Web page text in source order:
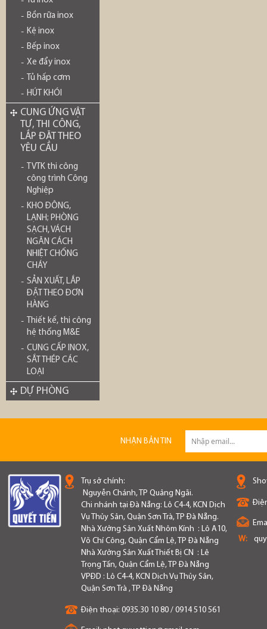
Bồn rữa inox
Kệ inox
Bếp inox
Xe đẩy inox
Tủ hấp cơm
HÚT KHÓI
CUNG ỨNG VẬT
TƯ, THI CÔNG,
LẮP ĐẶT THEO
YÊU CẦU
TVTK thi công
công trình Công
Nghiệp
KHO ĐÔNG,
LẠNH; PHÒNG
SẠCH, VÁCH
NGĂN CÁCH
NHIỆT CHỐNG
CHÁY
SẢN XUẤT, LẮP
ĐẶT THEO ĐƠN
HÀNG
Thiết kế, thi công
hệ thống M&E
CUNG CẤP INOX,
SẮT THÉP CÁC
LOẠI
DỰ PHÒNG
NHẬN BẢN TIN
Trụ sở chính:
Nguyễn Chánh, TP Quảng Ngãi.
Chi nhánh tại Đà Nẵng: Lô C4-4, KCN Dịch
Vụ Thủy Sản, Quận Sơn Trà, TP Đà Nẵng.
Nhà Xưởng Sản Xuất Nhôm Kính : Lô A10,
Võ Chí Công, Quận Cẩm Lệ, TP Đà Nẵng
Nhà Xưởng Sản Xuất Thiết Bị CN : Lê
Trọng Tấn, Quận Cẩm Lệ, TP Đà Nẵng
VPĐD : Lô C4-4, KCN Dịch Vụ Thủy Sản,
Quận Sơn Trà , TP Đà Nẵng
Điện thoại: 0935.30 10 80 / 0914 510 561
W: